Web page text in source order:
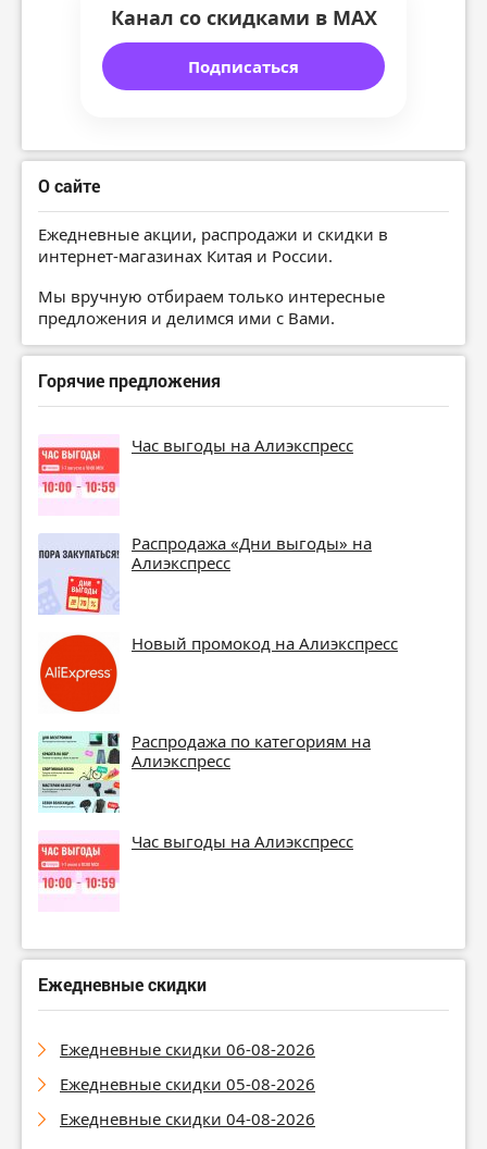
Канал со скидками в MAX
Подписаться
О сайте
Ежедневные акции, распродажи и скидки в
интернет-магазинах Китая и России.
Мы вручную отбираем только интересные
предложения и делимся ими с Вами.
Горячие предложения
Час выгоды на Алиэкспресс
Распродажа «Дни выгоды» на
Алиэкспресс
Новый промокод на Алиэкспресс
Распродажа по категориям на
Алиэкспресс
Час выгоды на Алиэкспресс
Ежедневные скидки
Ежедневные скидки 06-08-2026
Ежедневные скидки 05-08-2026
Ежедневные скидки 04-08-2026